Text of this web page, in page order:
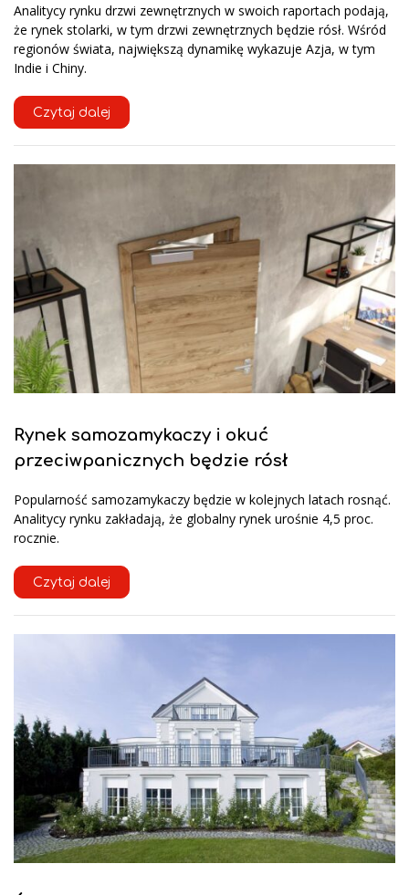
Analitycy rynku drzwi zewnętrznych w swoich raportach podają,
że rynek stolarki, w tym drzwi zewnętrznych będzie rósł. Wśród
regionów świata, największą dynamikę wykazuje Azja, w tym
Indie i Chiny.
Czytaj dalej
Rynek samozamykaczy i okuć
przeciwpanicznych będzie rósł
Popularność samozamykaczy będzie w kolejnych latach rosnąć.
Analitycy rynku zakładają, że globalny rynek urośnie 4,5 proc.
rocznie.
Czytaj dalej